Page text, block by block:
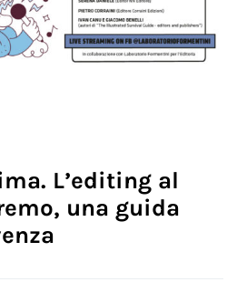
L’editing al
una guida